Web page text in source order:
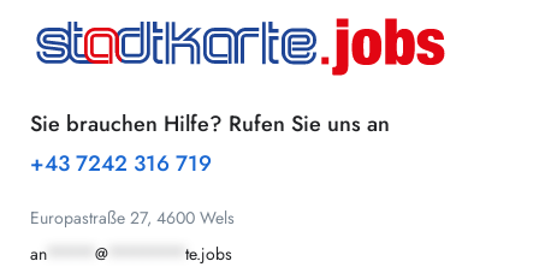
Sie brauchen Hilfe? Rufen Sie uns an
+43 7242 316 719
Europastraße 27, 4600 Wels
an
@ te.jobs